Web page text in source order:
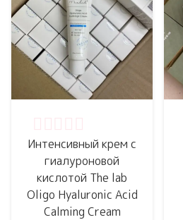
Интенсивный крем с
гиалуроновой
кислотой The lab
Oligo Hyaluronic Acid
Calming Cream